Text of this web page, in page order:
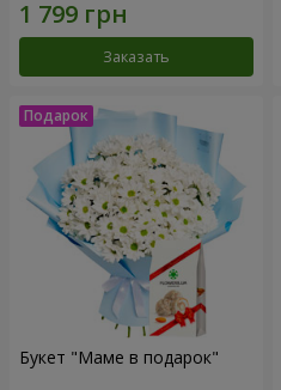
Заказать
Букет "Маме в подарок"